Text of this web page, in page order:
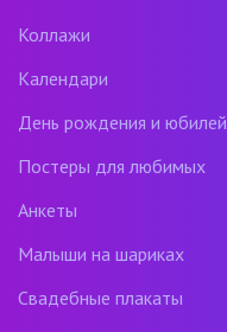
Коллажи
Календари
День рождения и юбилей
Постеры для любимых
Анкеты
Малыши на шариках
Свадебные плакаты